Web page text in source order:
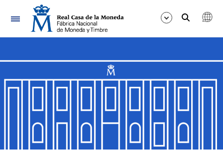
Navegación
Mostrar/Ocultar
Mostrar/Ocultar
Mostrar/Ocultar